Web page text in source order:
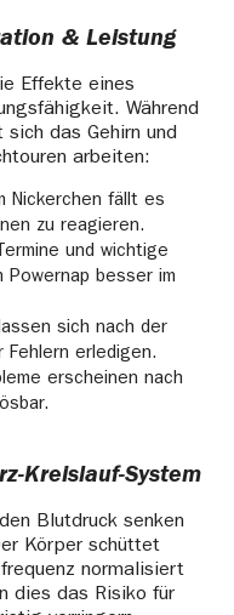
& Leistung
Effekte eines
Während
das Gehirn und
arbeiten:
Nickerchen fällt es
zu reagieren.
und wichtige
Powernap besser im
sich nach der
erledigen.
erscheinen nach
Kreislauf-System
Blutdruck senken
Körper schüttet
normalisiert
dies das Risiko für